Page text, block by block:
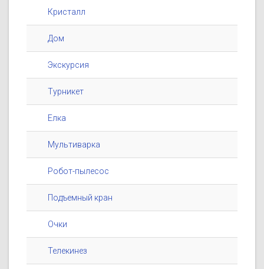
Кристалл
Дом
Экскурсия
Турникет
Елка
Мультиварка
Робот-пылесос
Подъемный кран
Очки
Телекинез